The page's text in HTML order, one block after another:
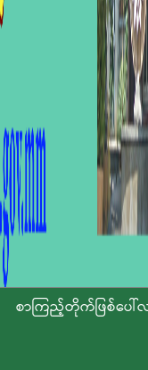
စာကြည့်တိုက်ဖြစ်ပေါ်